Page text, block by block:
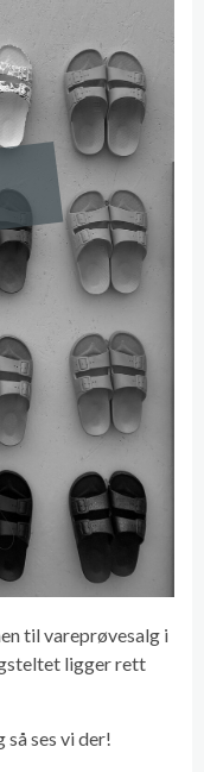
til vareprøvesalg i
ligger rett
så ses vi der!